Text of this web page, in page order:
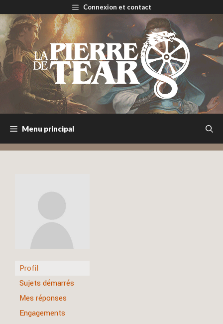
au
contenu
Connexion et contact
Menu principal
Profil
Sujets démarrés
Mes réponses
Engagements